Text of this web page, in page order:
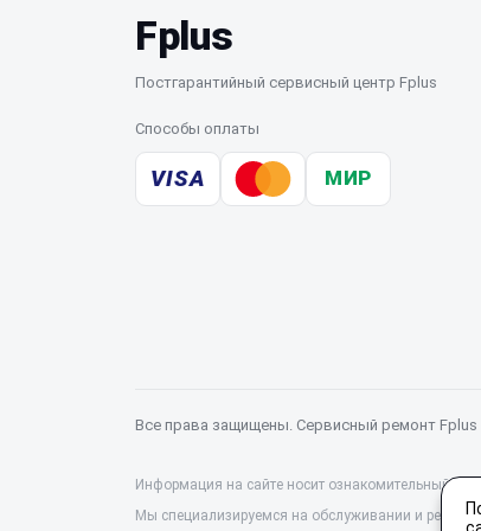
Fplus
Постгарантийный сервисный центр Fplus
Способы оплаты
VISA МИР
Все права защищены. Сервисный ремонт
Информация на сайте носит ознакомительный
Мы специализируемся на обслуживании и